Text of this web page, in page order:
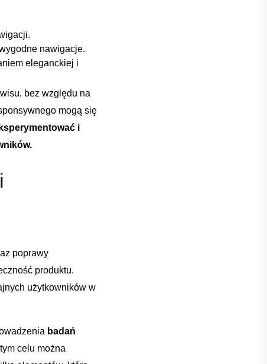
nawigacje.
eleganckiej i
​bez względu na
mogą się
i​
poprawy‍
produktu.
użytkowników w
badań
celu ‌można